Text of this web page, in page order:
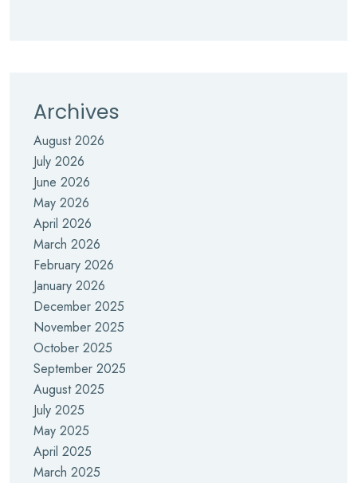
Archives
August 2026
July 2026
June 2026
May 2026
April 2026
March 2026
February 2026
January 2026
December 2025
November 2025
October 2025
September 2025
August 2025
July 2025
May 2025
April 2025
March 2025